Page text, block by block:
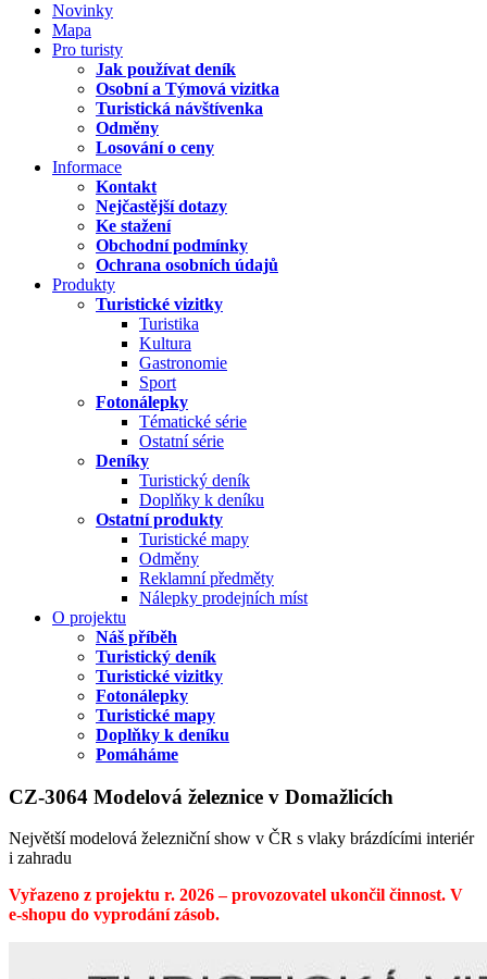
Novinky
Mapa
Pro turisty
Jak používat deník
Osobní a Týmová vizitka
Turistická návštívenka
Odměny
Losování o ceny
Informace
Kontakt
Nejčastější dotazy
Ke stažení
Obchodní podmínky
Ochrana osobních údajů
Produkty
Turistické vizitky
Turistika
Kultura
Gastronomie
Sport
Fotonálepky
Tématické série
Ostatní série
Deníky
Turistický deník
Doplňky k deníku
Ostatní produkty
Turistické mapy
Odměny
Reklamní předměty
Nálepky prodejních míst
O projektu
Náš příběh
Turistický deník
Turistické vizitky
Fotonálepky
Turistické mapy
Doplňky k deníku
Pomáháme
CZ-3064 Modelová železnice v Domažlicích
Největší modelová železniční show v ČR s vlaky brázdícími interiér
i zahradu
Vyřazeno z projektu r. 2026 – provozovatel ukončil činnost. V
e-shopu do vyprodání zásob.